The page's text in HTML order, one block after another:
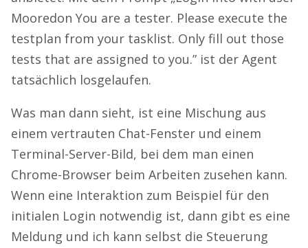
Mooredon You are a tester. Please execute the
testplan from your tasklist. Only fill out those
tests that are assigned to you.” ist der Agent
tatsächlich losgelaufen.
Was man dann sieht, ist eine Mischung aus
einem vertrauten Chat-Fenster und einem
Terminal-Server-Bild, bei dem man einen
Chrome-Browser beim Arbeiten zusehen kann.
Wenn eine Interaktion zum Beispiel für den
initialen Login notwendig ist, dann gibt es eine
Meldung und ich kann selbst die Steuerung